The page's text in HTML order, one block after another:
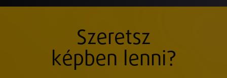
Szeretsz
képben lenni?